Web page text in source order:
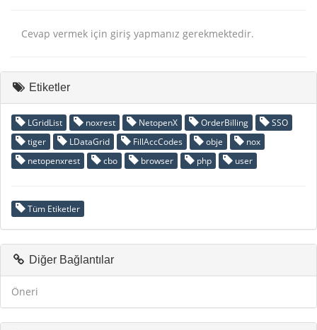
Cevap vermek için giriş yapmanız gerekmektedir.
Etiketler
LGridList noxrest NetopenX OrderBilling
SSO
tiger
LDataGrid FillAccCodes obje
nox
netopenxrest
cbo browser php user
Tüm Etiketler
Diğer Bağlantılar
Öneri